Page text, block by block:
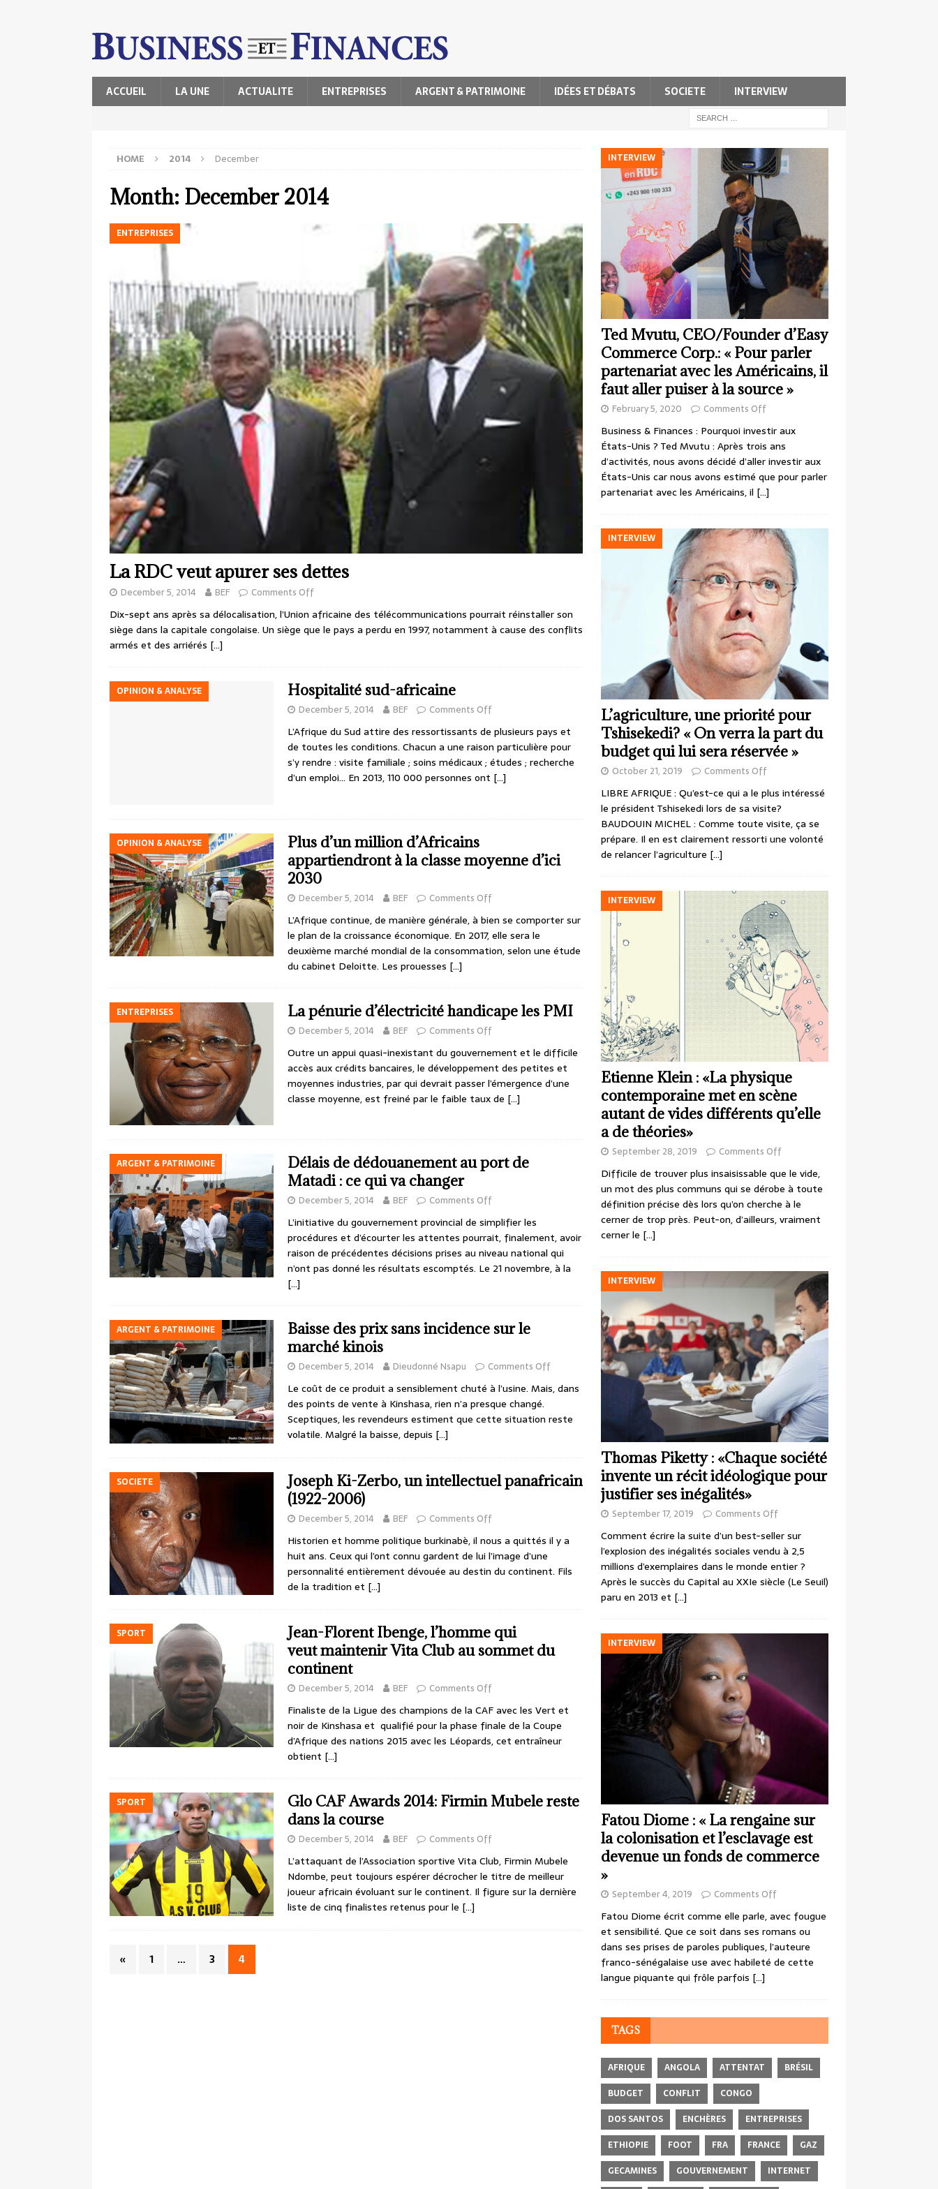
ACCUEIL LA UNE ACTUALITE ENTREPRISES ARGENT & PATRIMOINE IDÉES ET DÉBATS SOCIETE INTERVIEW
HOME 2014 December
Month: December 2014
ENTREPRISES
La RDC veut apurer ses dettes
December 5, 2014 BEF Comments Off
Dix-sept ans après sa délocalisation, l’Union africaine des télécommunications pourrait réinstaller son
siège dans la capitale congolaise. Un siège que le pays a perdu en 1997, notamment à cause des conflits
armés et des arriérés […]
OPINION & ANALYSE Hospitalité sud-africaine
December 5, 2014 BEF Comments Off
L’Afrique du Sud attire des ressortissants de plusieurs pays et
de toutes les conditions. Chacun a une raison particulière pour
s’y rendre : visite familiale ; soins médicaux ; études ; recherche
d’un emploi… En 2013, 110 000 personnes ont […]
OPINION & ANALYSE
Plus d’un million d’Africains
appartiendront à la classe moyenne d’ici
2030
December 5, 2014 BEF Comments Off
L’Afrique continue, de manière générale, à bien se comporter sur
le plan de la croissance économique. En 2017, elle sera le
deuxième marché mondial de la consommation, selon une étude
du cabinet Deloitte. Les prouesses […]
ENTREPRISES La pénurie d’électricité handicape les PMI
December 5, 2014 BEF Comments Off
Outre un appui quasi-inexistant du gouvernement et le difficile
accès aux crédits bancaires, le développement des petites et
moyennes industries, par qui devrait passer l’émergence d’une
classe moyenne, est freiné par le faible taux de […]
ARGENT & PATRIMOINE
Délais de dédouanement au port de
Matadi : ce qui va changer
December 5, 2014 BEF Comments Off
L’initiative du gouvernement provincial de simplifier les
procédures et d’écourter les attentes pourrait, finalement, avoir
raison de précédentes décisions prises au niveau national qui
n’ont pas donné les résultats escomptés. Le 21 novembre, à la
[…]
ARGENT & PATRIMOINE
Baisse des prix sans incidence sur le
marché kinois
December 5, 2014 Dieudonné Nsapu Comments Off
Le coût de ce produit a sensiblement chuté à l’usine. Mais, dans
des points de vente à Kinshasa, rien n’a presque changé.
Sceptiques, les revendeurs estiment que cette situation reste
volatile. Malgré la baisse, depuis […]
SOCIETE
Joseph Ki-Zerbo, un intellectuel panafricain
(1922-2006)
December 5, 2014 BEF Comments Off
Historien et homme politique burkinabè, il nous a quittés il y a
huit ans. Ceux qui l’ont connu gardent de lui l’image d’une
personnalité entièrement dévouée au destin du continent. Fils
de la tradition et […]
SPORT
Jean-Florent Ibenge, l’homme qui
veut maintenir Vita Club au sommet du
continent
December 5, 2014 BEF Comments Off
Finaliste de la Ligue des champions de la CAF avec les Vert et
noir de Kinshasa et qualifié pour la phase finale de la Coupe
d’Afrique des nations 2015 avec les Léopards, cet entraîneur
obtient […]
SPORT
Glo CAF Awards 2014: Firmin Mubele reste
dans la course
December 5, 2014 BEF Comments Off
L’attaquant de l’Association sportive Vita Club, Firmin Mubele
Ndombe, peut toujours espérer décrocher le titre de meilleur
joueur africain évoluant sur le continent. Il figure sur la dernière
liste de cinq finalistes retenus pour le […]
« 1 … 3 4
INTERVIEW
Ted Mvutu, CEO/Founder d’Easy
Commerce Corp.: « Pour parler
partenariat avec les Américains, il
faut aller puiser à la source »
February 5, 2020 Comments Off
Business & Finances : Pourquoi investir aux
États-Unis ? Ted Mvutu : Après trois ans
d’activités, nous avons décidé d’aller investir aux
États-Unis car nous avons estimé que pour parler
partenariat avec les Américains, il […]
INTERVIEW
L’agriculture, une priorité pour
Tshisekedi? « On verra la part du
budget qui lui sera réservée »
October 21, 2019 Comments Off
LIBRE AFRIQUE : Qu’est-ce qui a le plus intéressé
le président Tshisekedi lors de sa visite?
BAUDOUIN MICHEL : Comme toute visite, ça se
prépare. Il en est clairement ressorti une volonté
de relancer l’agriculture […]
INTERVIEW
Etienne Klein : «La physique
contemporaine met en scène
autant de vides différents qu’elle
a de théories»
September 28, 2019 Comments Off
Difficile de trouver plus insaisissable que le vide,
un mot des plus communs qui se dérobe à toute
définition précise dès lors qu’on cherche à le
cerner de trop près. Peut-on, d’ailleurs, vraiment
cerner le […]
INTERVIEW
Thomas Piketty : «Chaque société
invente un récit idéologique pour
justifier ses inégalités»
September 17, 2019 Comments Off
Comment écrire la suite d’un best-seller sur
l’explosion des inégalités sociales vendu à 2,5
millions d’exemplaires dans le monde entier ?
Après le succès du Capital au XXIe siècle (Le Seuil)
paru en 2013 et […]
INTERVIEW
Fatou Diome : « La rengaine sur
la colonisation et l’esclavage est
devenue un fonds de commerce
»
September 4, 2019 Comments Off
Fatou Diome écrit comme elle parle, avec fougue
et sensibilité. Que ce soit dans ses romans ou
dans ses prises de paroles publiques, l’auteure
franco-sénégalaise use avec habileté de cette
langue piquante qui frôle parfois […]
TAGS
AFRIQUE ANGOLA ATTENTAT
BRÉSIL
BUDGET
CONFLIT
CONGO
DOS SANTOS
ENCHÈRES
ENTREPRISES
ETHIOPIE
FOOT FRA FRANCE
GAZ
GECAMINES
GOUVERNEMENT INTERNET